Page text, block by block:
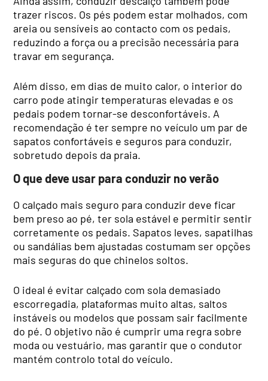
trazer riscos. Os pés podem estar molhados, com
areia ou sensíveis ao contacto com os pedais,
reduzindo a força ou a precisão necessária para
travar em segurança.
Além disso, em dias de muito calor, o interior do
carro pode atingir temperaturas elevadas e os
pedais podem tornar-se desconfortáveis. A
recomendação é ter sempre no veículo um par de
sapatos confortáveis e seguros para conduzir,
sobretudo depois da praia.
O que deve usar para conduzir no verão
O calçado mais seguro para conduzir deve ficar
bem preso ao pé, ter sola estável e permitir sentir
corretamente os pedais. Sapatos leves, sapatilhas
ou sandálias bem ajustadas costumam ser opções
mais seguras do que chinelos soltos.
O ideal é evitar calçado com sola demasiado
escorregadia, plataformas muito altas, saltos
instáveis ou modelos que possam sair facilmente
do pé. O objetivo não é cumprir uma regra sobre
moda ou vestuário, mas garantir que o condutor
mantém controlo total do veículo.